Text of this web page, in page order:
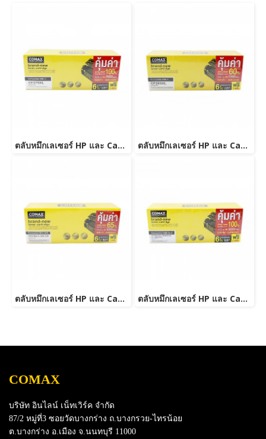
ตลับหมึกเลเซอร์ HP และ Canon รุ่น CF279A JUMBO ตลับหมึกเลเซอร์ HP และ Canon รุ่น CF283A JUMBO
ตลับหมึกเลเซอร์ HP และ Canon รุ่น CE278A Canon 126/128/726/728/326/328 JUMBO ตลับหมึกเลเซอร์ HP และ Canon รุ่น CE285A/CB435ACanon 325/312/313/125/712/713/725-JUMBO
COMAX
บริษัท อินไลน์ เน็ทเวิร์ค จำกัด
87/2 หมู่ที่3 ซอยวัดบางกร่าง ถ.บางกรวย-ไทรน้อย
ต.บางกร่าง อ.เมือง จ.นนทบุรี 11000